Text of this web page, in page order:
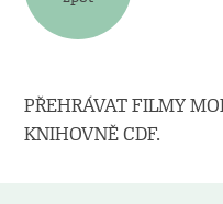
PŘEHRÁVAT FILMY
KNIHOVNĚ CDF.